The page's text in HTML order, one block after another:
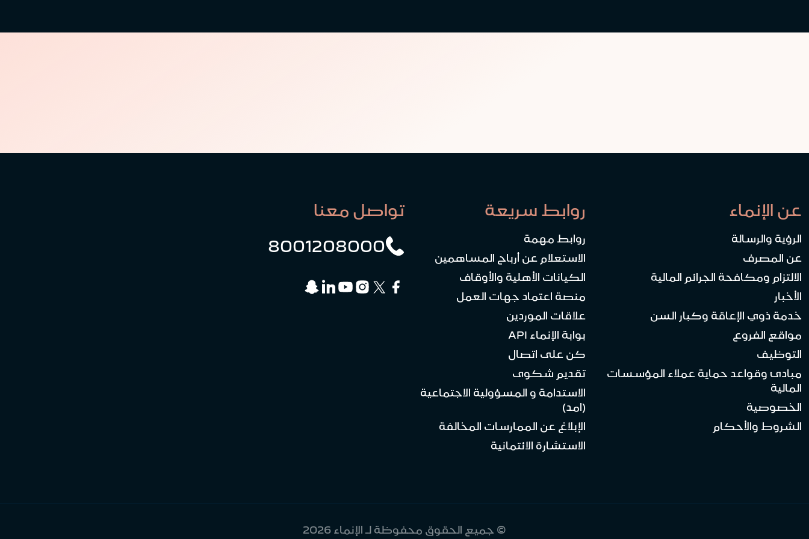
عن الإنماء
الرؤية والرسالة
عن المصرف
الالتزام ومكافحة الجرائم المالية
الأخبار
خدمة ذوي الإعاقة وكبار السن
مواقع الفروع
التوظيف
مبادئ وقواعد حماية عملاء المؤسسات
المالية
الخصوصية
الشروط والأحكام
روابط سريعة
روابط مهمة
الاستعلام عن أرباح المساهمين
الكيانات الأهلية والأوقاف
منصة اعتماد جهات العمل
علاقات الموردين
بوابة الإنماء API
كن على اتصال
تقديم شكوى
الاستدامة و المسؤولية الاجتماعية
(امد)
الإبلاغ عن الممارسات المخالفة
الاستشارة الائتمانية
تواصل معنا
8001208000
© جميع الحقوق محفوظة لـ الإنماء 2026